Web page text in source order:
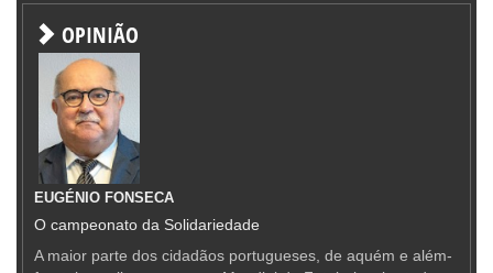
OPINIÃO
EUGÉNIO FONSECA
O campeonato da Solidariedade
A maior parte dos cidadãos portugueses, de aquém e além-